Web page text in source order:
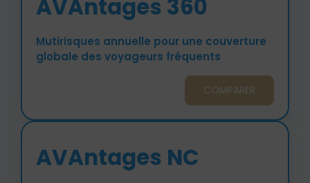
AVAntages 360
Mutirisques annuelle pour une couverture
globale des voyageurs fréquents
COMPARER
AVAntages NC